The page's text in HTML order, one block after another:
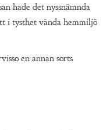
hade det nyssnämnda
i tysthet vända hemmiljö
en annan sorts